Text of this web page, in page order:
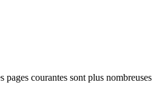
pages courantes sont plus nombreuses